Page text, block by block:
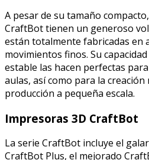
A pesar de su tamaño
CraftBot tienen un generoso
están totalmente fabricadas en
movimientos finos. Su
estable las hacen perfectas
aulas, así como para la
producción a pequeña escala.
Impresoras 3D CraftBot
La serie CraftBot incluye el
CraftBot Plus, el mejorado